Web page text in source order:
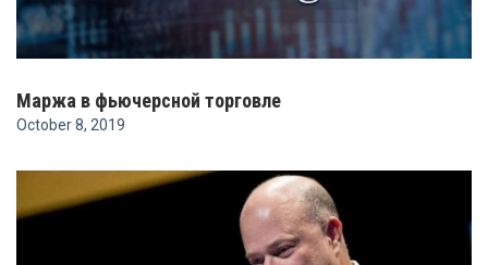
Маржа в фьючерсной торговле
October 8, 2019